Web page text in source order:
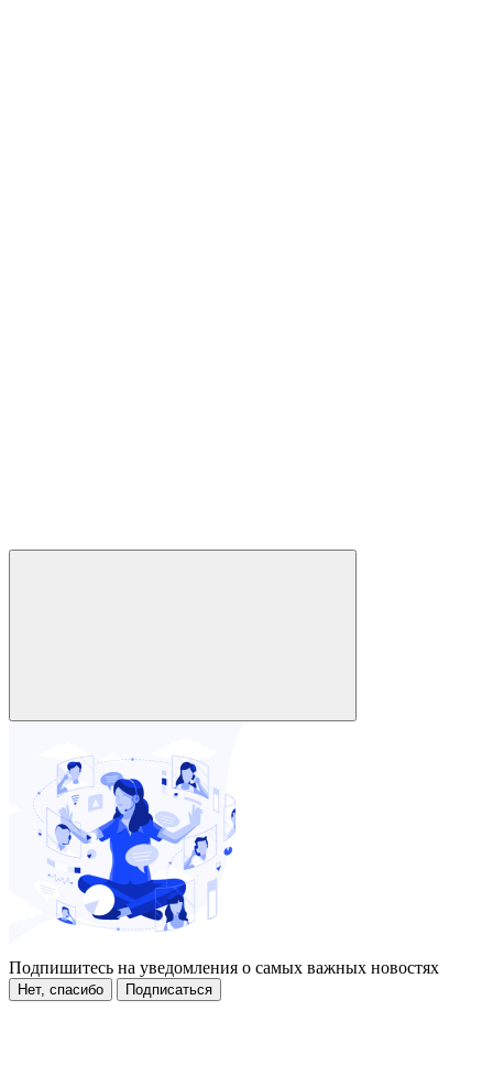
Подпишитесь на уведомления о самых важных новостях
Нет, спасибо Подписаться